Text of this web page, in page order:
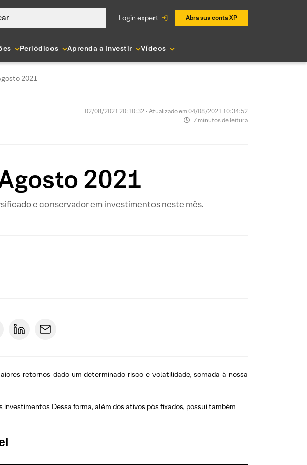
login expert Abra sua conta XP
Periódicos Aprenda a Investir Vídeos
2021
02/08/2021 20:10:32 • Atualizado em 04/08/2021 10:34:52
7 minutos de leitura
2021
e conservador em investimentos neste mês.
retornos dado um determinado risco e volatilidade, somada à nossa
Dessa forma, além dos ativos pós fixados, possui também